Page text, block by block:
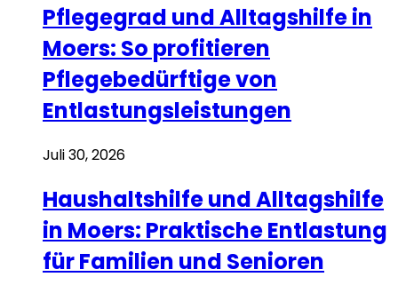
Pflegegrad und Alltagshilfe in
Moers: So profitieren
Pflegebedürftige von
Entlastungsleistungen
Juli 30, 2026
Haushaltshilfe und Alltagshilfe
in Moers: Praktische Entlastung
für Familien und Senioren